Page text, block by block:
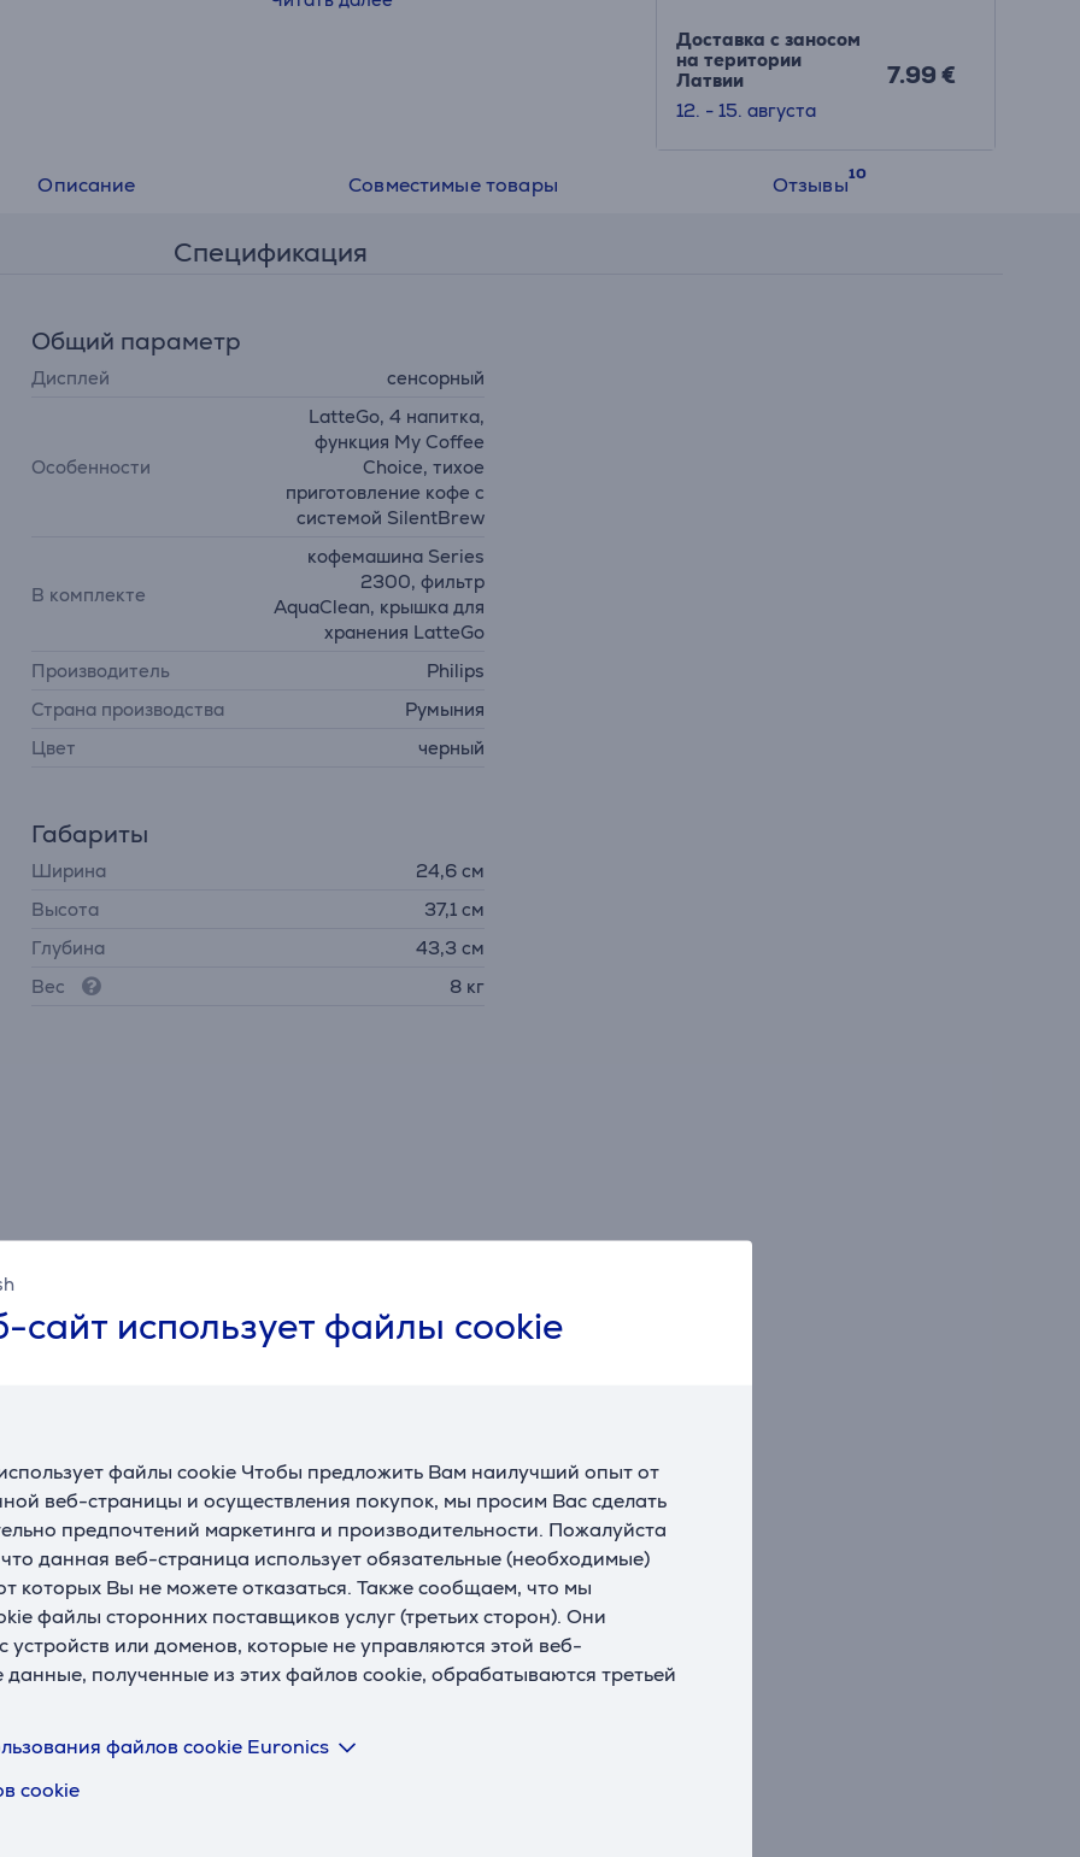
сайт использует файлы cookie
файлы cookie Чтобы предложить Вам наилучший опыт от
веб-страницы и осуществления покупок, мы просим Вас сделать
предпочтений маркетинга и производительности. Пожалуйста
данная веб-страница использует обязательные (необходимые)
которых Вы не можете отказаться. Также сообщаем, что мы
файлы сторонних поставщиков услуг (третьих сторон). Они
устройств или доменов, которые не управляются этой веб-
данные, полученные из этих файлов cookie, обрабатываются третьей
файлов cookie Euronics
cookie
Доставка с заносом
на територии
Латвии
12. - 15. августа
7.99 €
Описание Совместимые товары Отзывы
Спецификация
Общий параметр
Дисплей сенсорный
Особенности
LatteGo, 4 напитка,
функция My Coffee
Choice, тихое
приготовление кофе с
системой SilentBrew
В комплекте
кофемашина Series
2300, фильтр
AquaClean, крышка для
хранения LatteGo
Производитель
Philips
Страна производства
Румыния
Цвет
черный
Габариты
Ширина
24,6 см
Высота
37,1 см
Глубина
43,3 см
Вес
8 кг